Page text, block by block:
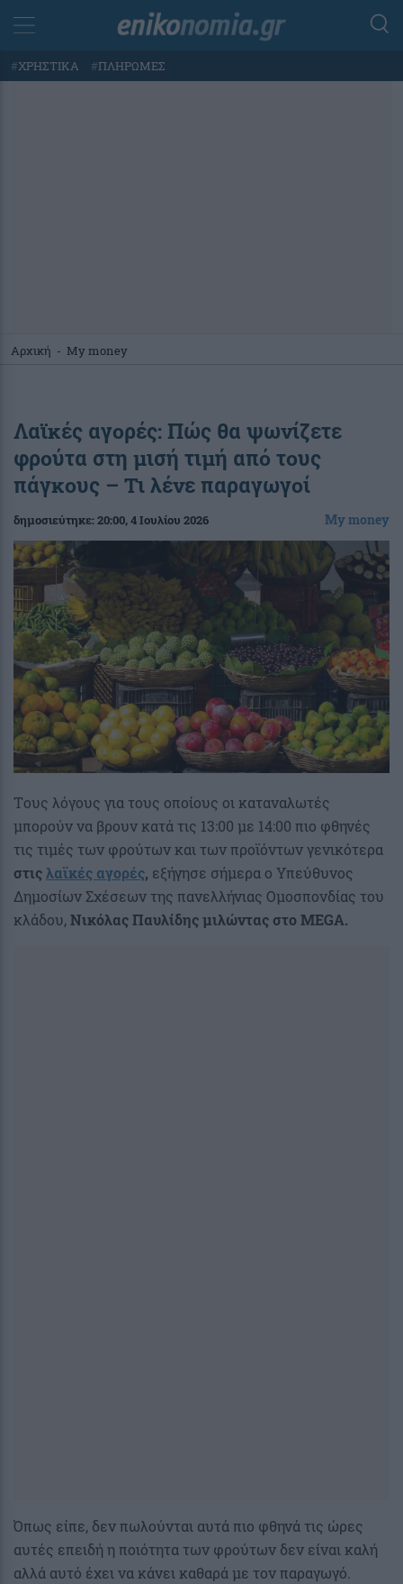
#ΧΡΗΣΤΙΚΑ #ΠΛΗΡΩΜΕΣ
Αρχική - My money
Λαϊκές αγορές: Πώς θα ψωνίζετε
φρούτα στη μισή τιμή από τους
πάγκους – Τι λένε παραγωγοί
δημοσιεύτηκε:20:00, 4 Ιουλίου 2026 My money
Tους λόγους για τους οποίους οι καταναλωτές
μπορούν να βρουν κατά τις 13:00 με 14:00 πιο φθηνές
τις τιμές των φρούτων και των προϊόντων γενικότερα
στιςλαϊκές αγορές, εξήγησε σήμερα ο Υπεύθυνος
Δημοσίων Σχέσεων της πανελλήνιας Ομοσπονδίας του
κλάδου,Νικόλας Παυλίδης μιλώντας στο MEGA.
Όπως είπε, δεν πωλούνται αυτά πιο φθηνά τις ώρες
αυτές επειδή η ποιότητα των φρούτων δεν είναι καλή
αλλά αυτό έχει να κάνει καθαρά με τον παραγωγό.